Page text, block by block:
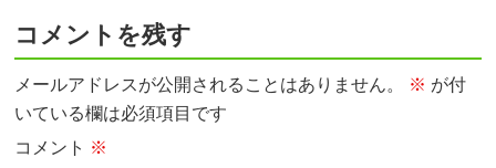
コメントを残す
メールアドレスが公開されることはありません。 ※ が付
いている欄は必須項目です
コメント ※